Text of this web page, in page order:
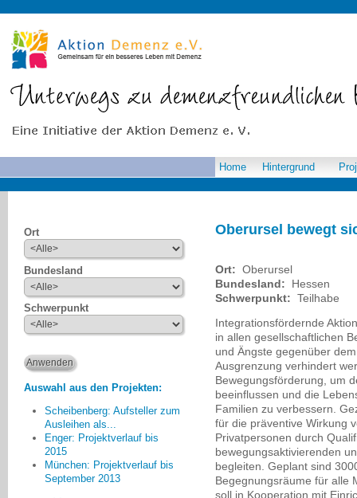
Oberursel bewegt
Ort: Oberursel
Bundesland:
Hessen
Schwerpunkt: Teilhabe
Integrationsfördernde
in allen gesellschaftlichen
und Ängste gegenüber
Ausgrenzung verhindert
Bewegungsförderung, um
beeinflussen und die
Familien zu verbessern.
für die präventive Wirkung
Privatpersonen durch
bewegungsaktivierenden
begleiten. Geplant sind
Begegnungsräume für alle
soll in Kooperation mit
Home Hintergrund
Ort
Bundesland
Schwerpunkt
Auswahl aus den Projekten:
Scheibenberg: Aufsteller zum
Ausleihen als...
Enger: Projektverlauf bis
2015
München: Projektverlauf bis
September 2013
[Wir arbeiten]... weiterhin an
einem gesunden Bürgermix, d.h.
soviel wie möglich Ehrenamtler